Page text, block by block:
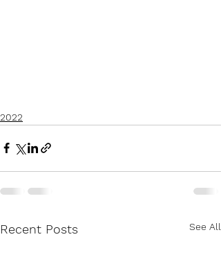
2022
Recent Posts See All